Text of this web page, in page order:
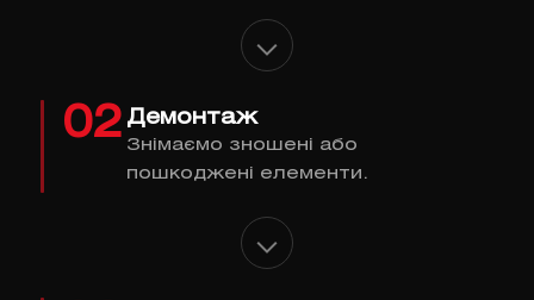
02 Демонтаж
Знімаємо зношені або
пошкоджені елементи.